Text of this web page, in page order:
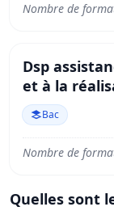
Nombre de
Dsp
et à la
Bac
Nombre de
Quelles sont